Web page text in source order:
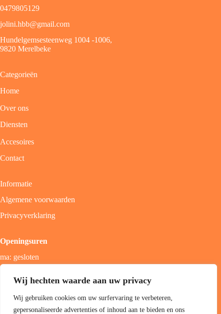
Wij hechten waarde aan uw privacy
Wij gebruiken cookies om uw surfervaring te verbeteren,
gepersonaliseerde advertenties of inhoud aan te bieden en ons
0479805129
jolini.hbb@gmail.com
Hundelgemsesteenweg 1004 -1006,
9820 Merelbeke
Categorieën
Home
Over ons
Diensten
Accesoires
Contact
Informatie
Algemene voorwaarden
Privacyverklaring
Openingsuren
ma: gesloten
zon; gesloten